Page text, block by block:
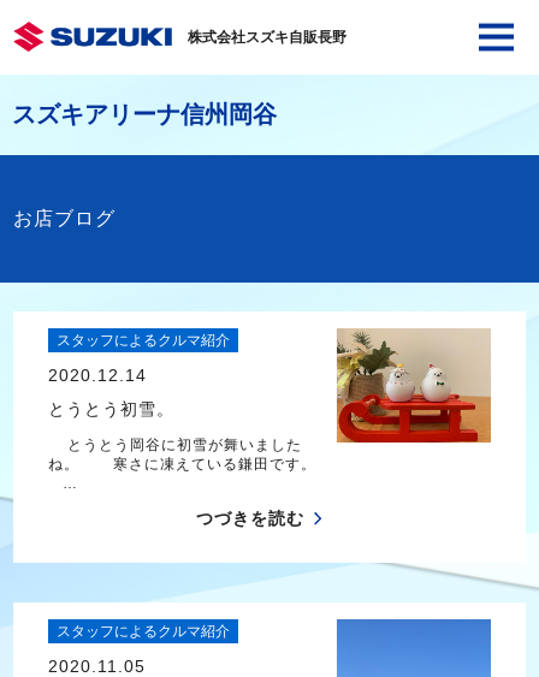
株式会社スズキ自販長野
スズキアリーナ信州岡谷
お店ブログ
スタッフによるクルマ紹介
2020.12.14
とうとう初雪。
とうとう岡谷に初雪が舞いました
ね。 寒さに凍えている鎌田です。
つづきを読む
スタッフによるクルマ紹介
2020.11.05